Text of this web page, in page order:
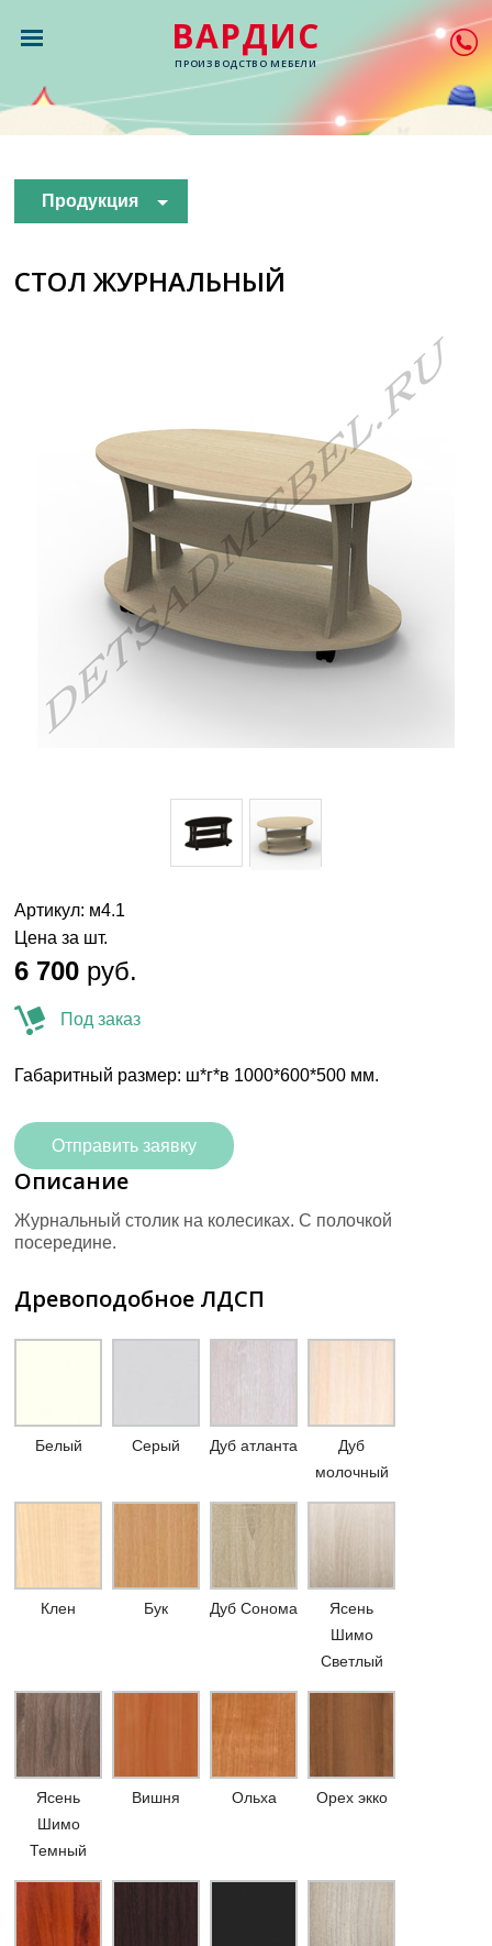
ВАРДИС
ПРОИЗВОДСТВО МЕБЕЛИ
Продукция
СТОЛ ЖУРНАЛЬНЫЙ
Артикул: м4.1
Цена за шт.
6 700 руб.
Под заказ
Габаритный размер: ш*г*в 1000*600*500 мм.
Отправить заявку
Описание
Журнальный столик на колесиках. С полочкой
посередине.
Древоподобное ЛДСП
Белый Серый Дуб атланта
Дуб
молочный
Клен Бук Дуб Сонома
Ясень
Шимо
Светлый
Ясень
Шимо
Темный
Вишня Ольха Орех экко